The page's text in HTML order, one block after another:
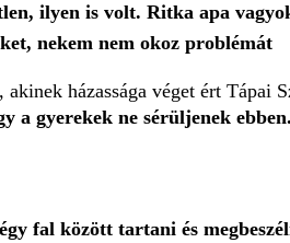
ilyen is volt. Ritka apa
nekem nem okoz problémát
, akinek házassága véget ért Tápai
a gyerekek ne sérüljenek
fal között tartani és